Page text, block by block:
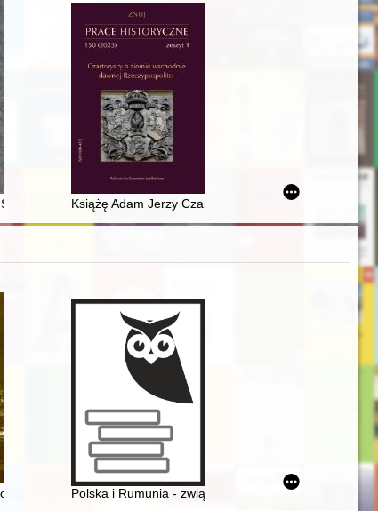
Fragm. 244 ze zbiorów Archiwum Archidiecezjalne w Gnieźnie
Książę Adam Jerzy Czartoryski i jego obóz
historyczno-kulturowe
Polska i Rumunia - związki historyczne i kulturowe -